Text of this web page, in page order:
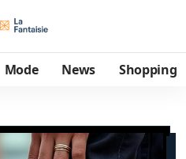
Mode News Shopping